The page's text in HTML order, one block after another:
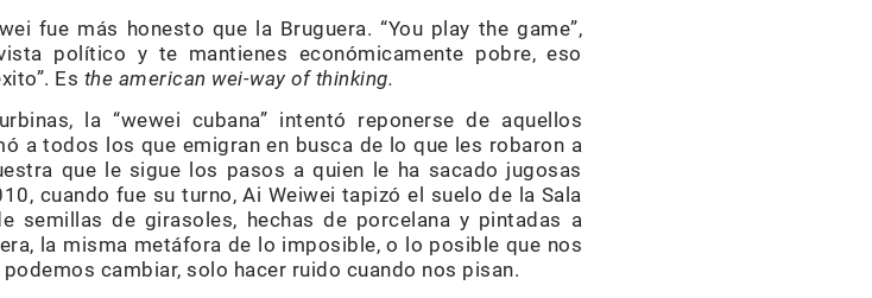
fue más honesto que la Bruguera. “You play the game”,
político y te mantienes económicamente pobre, eso
Es the american wei-way of thinking.
la “wewei cubana” intentó reponerse de aquellos
a todos los que emigran en busca de lo que les robaron a
que le sigue los pasos a quien le ha sacado jugosas
cuando fue su turno, Ai Weiwei tapizó el suelo de la Sala
semillas de girasoles, hechas de porcelana y pintadas a
la misma metáfora de lo imposible, o lo posible que nos
cambiar, solo hacer ruido cuando nos pisan.